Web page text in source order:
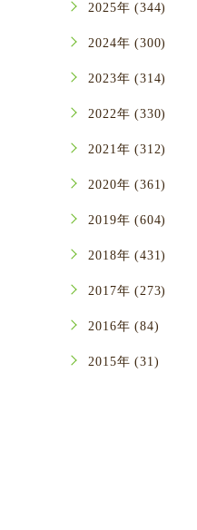
2025年 (344)
2024年 (300)
2023年 (314)
2022年 (330)
2021年 (312)
2020年 (361)
2019年 (604)
2018年 (431)
2017年 (273)
2016年 (84)
2015年 (31)